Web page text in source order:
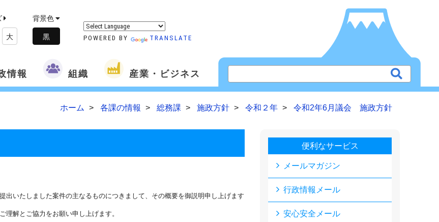
大
背景色
POWERED BY TRANSLATE
情報 組織 産業・ビジネス
ホーム 各課の情報 総務課 施政方針 令和２年 令和2年6月議会 施政方針
いたしました案件の主なるものにつきまして、その概要を御説明申し上げます
理解とご協力をお願い申し上げます。
便利なサービス
メールマガジン
行政情報メール
安心安全メール